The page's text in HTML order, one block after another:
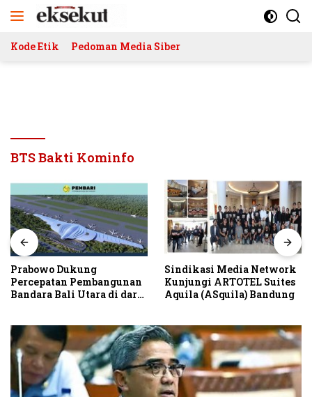
Kode Etik Pedoman Media Siber
BTS Bakti Kominfo
Prabowo Dukung
Percepatan Pembangunan
Bandara Bali Utara di darat
Sindikasi Media Network
Kunjungi ARTOTEL Suites
Aquila (ASquila) Bandung